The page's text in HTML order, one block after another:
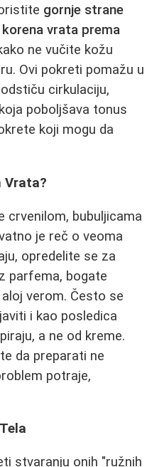
gornje strane
vrata prema
ne vučite kožu
Ovi pokreti pomažu u
cirkulaciju,
poboljšava tonus
koji mogu da
Vrata?
crvenilom, bubuljicama
je reč o veoma
opredelite se za
parfema, bogate
verom. Često se
i kao posledica
a ne od kreme.
da preparati ne
potraje,
stvaranju onih "ružnih